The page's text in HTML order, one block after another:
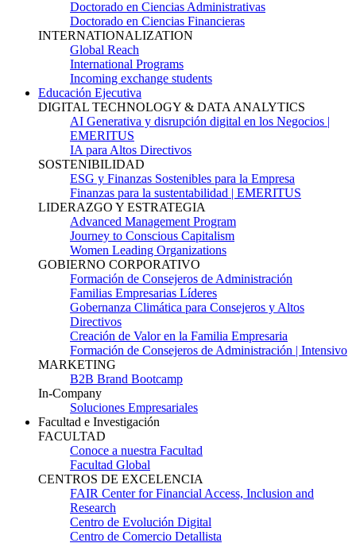
Doctorado en Ciencias Administrativas
Doctorado en Ciencias Financieras
INTERNATIONALIZATION
Global Reach
International Programs
Incoming exchange students
Educación Ejecutiva
DIGITAL TECHNOLOGY & DATA ANALYTICS
AI Generativa y disrupción digital en los Negocios |
EMERITUS
IA para Altos Directivos
SOSTENIBILIDAD
ESG y Finanzas Sostenibles para la Empresa
Finanzas para la sustentabilidad | EMERITUS
LIDERAZGO Y ESTRATEGIA
Advanced Management Program
Journey to Conscious Capitalism
Women Leading Organizations
GOBIERNO CORPORATIVO
Formación de Consejeros de Administración
Familias Empresarias Líderes
Gobernanza Climática para Consejeros y Altos
Directivos
Creación de Valor en la Familia Empresaria
Formación de Consejeros de Administración | Intensivo
MARKETING
B2B Brand Bootcamp
In-Company
Soluciones Empresariales
Facultad e Investigación
FACULTAD
Conoce a nuestra Facultad
Facultad Global
CENTROS DE EXCELENCIA
FAIR Center for Financial Access, Inclusion and
Research
Centro de Evolución Digital
Centro de Comercio Detallista